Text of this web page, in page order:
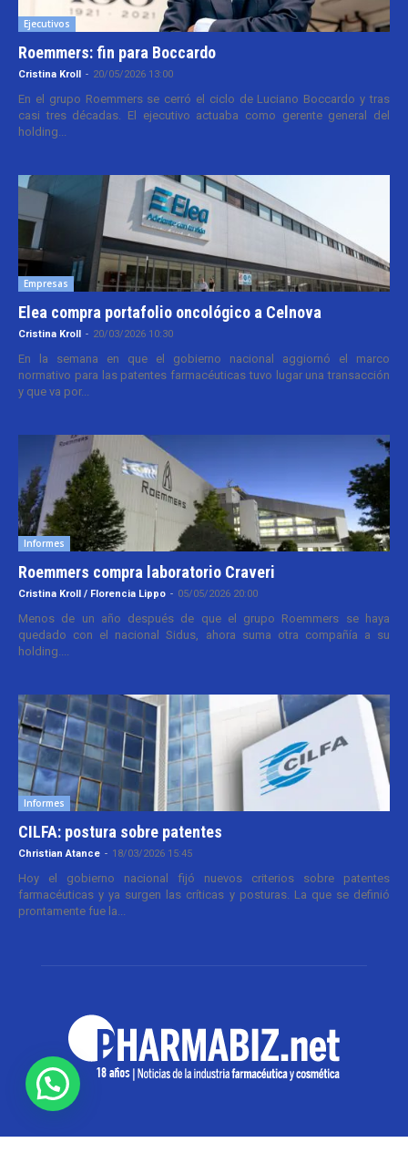
Ejecutivos
Roemmers: fin para Boccardo
Cristina Kroll - 20/05/2026 13:00
En el grupo Roemmers se cerró el ciclo de Luciano Boccardo y tras
casi tres décadas. El ejecutivo actuaba como gerente general del
holding...
Empresas
Elea compra portafolio oncológico a Celnova
Cristina Kroll - 20/03/2026 10:30
En la semana en que el gobierno nacional aggiornó el marco
normativo para las patentes farmacéuticas tuvo lugar una transacción
y que va por...
Informes
Roemmers compra laboratorio Craveri
Cristina Kroll / Florencia Lippo - 05/05/2026 20:00
Menos de un año después de que el grupo Roemmers se haya
quedado con el nacional Sidus, ahora suma otra compañía a su
holding....
Informes
CILFA: postura sobre patentes
Christian Atance - 18/03/2026 15:45
Hoy el gobierno nacional fijó nuevos criterios sobre patentes
farmacéuticas y ya surgen las críticas y posturas. La que se definió
prontamente fue la...